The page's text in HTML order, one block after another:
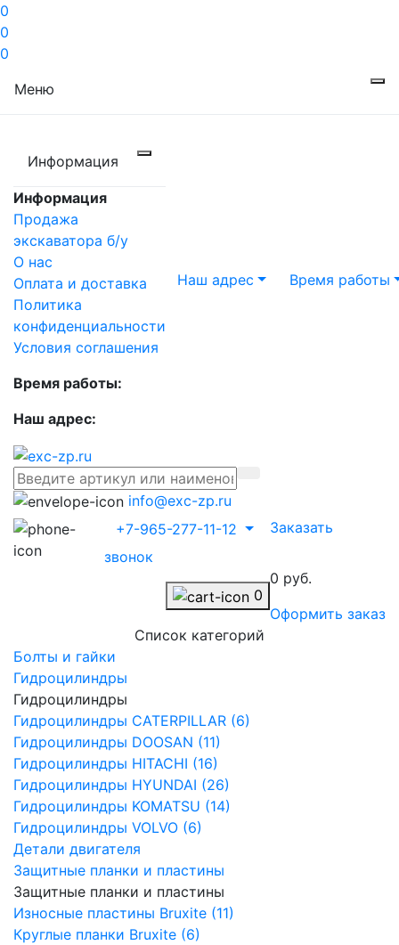
0
0
0
Меню
Информация
Информация
Продажа
экскаватора б/у
О нас
Оплата и доставка
Политика
конфиденциальности
Условия соглашения
Время работы:
Наш адрес:
Наш адрес Время работы
info@exc-zp.ru
+7-965-277-11-12
Заказать
звонок
0
0 руб.
Оформить заказ
Список категорий
Болты и гайки
Гидроцилиндры
Гидроцилиндры
Гидроцилиндры CATERPILLAR (6)
Гидроцилиндры DOOSAN (11)
Гидроцилиндры HITACHI (16)
Гидроцилиндры HYUNDAI (26)
Гидроцилиндры KOMATSU (14)
Гидроцилиндры VOLVO (6)
Детали двигателя
Защитные планки и пластины
Защитные планки и пластины
Износные пластины Bruxite (11)
Круглые планки Bruxite (6)